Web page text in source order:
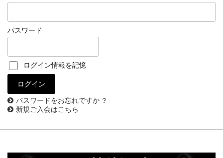
パスワード
ログイン情報を記憶
パスワードをお忘れですか ?
新規ご入会はこちら